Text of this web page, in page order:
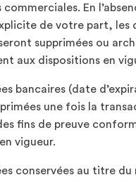
En
de votre part, les
supprimées ou
aux dispositions en
bancaires (date
une fois la
fins de preuve
vigueur.
conservées au titre du